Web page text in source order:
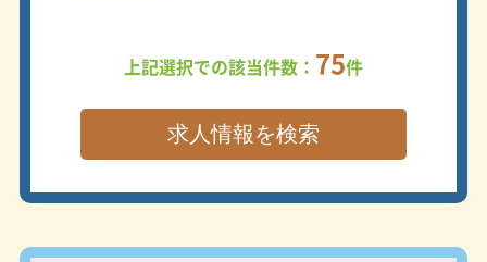
上記選択での該当件数： 75件